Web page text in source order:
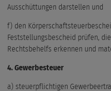
Ausschüttungen darstellen und
f) den
Feststellungsbescheid prüfen,
Rechtsbehelfs erkennen und
4. Gewerbesteuer
a) steuerpflichtigen